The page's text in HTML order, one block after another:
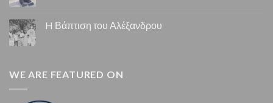
H Βάπτιση του Αλέξανδρου
WE ARE FEATURED ON